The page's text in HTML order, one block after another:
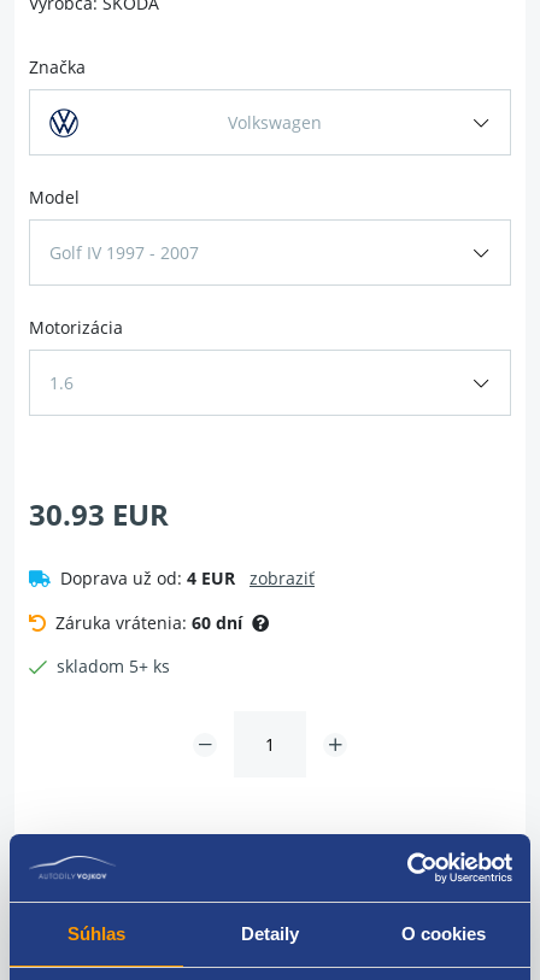
Súhlas Detaily O cookies
Značka
Volkswagen
Model
Golf IV 1997 - 2007
Motorizácia
1.6
30.93 EUR
Doprava už od: 4 EUR
zobraziť
Záruka vrátenia: 60 dní
skladom 5+ ks
Dotaz na tovar